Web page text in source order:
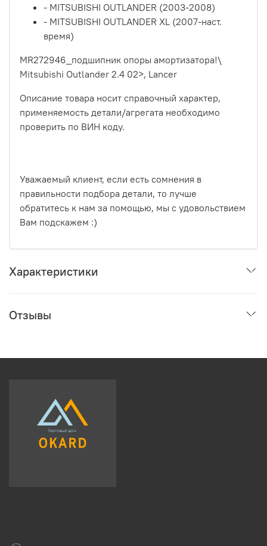
- MITSUBISHI OUTLANDER (2003-2008)
- MITSUBISHI OUTLANDER XL (2007-наст.
время)
MR272946_подшипник опоры амортизатора!\
Mitsubishi Outlander 2.4 02>, Lancer
Описание товара носит справочный характер,
применяемость детали/агрегата необходимо
проверить по ВИН коду.
Уважаемый клиент, если есть сомнения в
правильности подбора детали, то лучше
обратитесь к нам за помощью, мы с удовольствием
Вам подскажем :)
Характеристики
Отзывы